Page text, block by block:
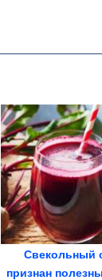
Свекольный
признан